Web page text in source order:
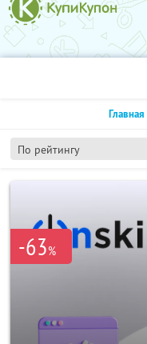
По рейтингу
Главная
-63%